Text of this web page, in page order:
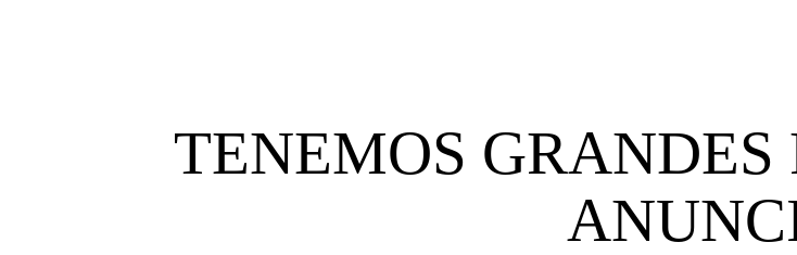
TENEMOS GRANDES